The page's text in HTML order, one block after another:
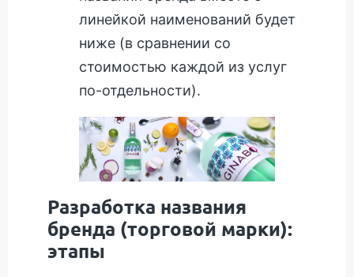
линейкой наименований будет
ниже (в сравнении со
стоимостью каждой из услуг
по-отдельности).
Разработка названия
бренда (торговой марки):
этапы